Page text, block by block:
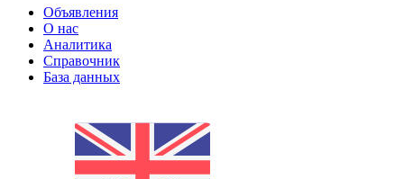
Объявления
О нас
Аналитика
Справочник
База данных